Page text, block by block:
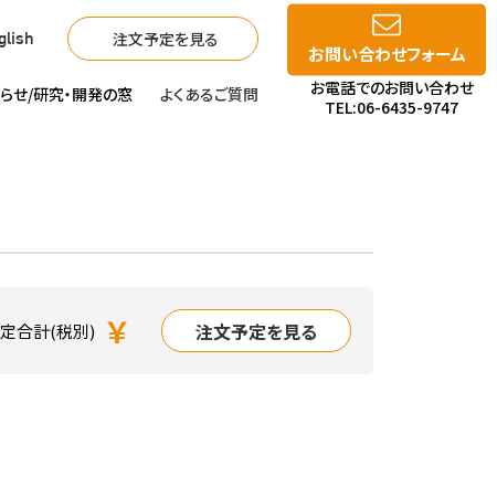
注文予定を見る
せ/研究・開発の窓 よくあるご質問
お問い合わせフォーム
お電話でのお問い合わせ
TEL:06-6435-9747
合計(税別) ￥ 注文予定を見る